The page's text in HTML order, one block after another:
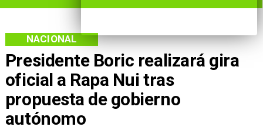
Presidente Boric realizará gira
oficial a Rapa Nui tras
propuesta de gobierno
autónomo
NACIONAL